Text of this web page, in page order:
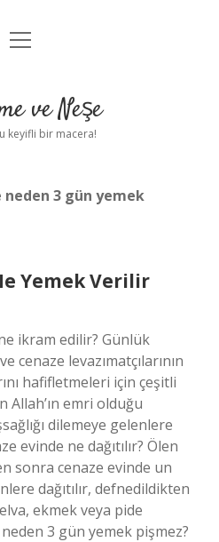
Anasayfa
Uyarı
menüyü
ve Neşe
keyifli bir macera!
neden 3 gün yemek
Yemek Verilir
ikram edilir? Günlük
cenaze levazımatçılarının
hafifletmeleri için çeşitli
emri olduğu
dilemeye gelenlere
evinde ne dağıtılır? Ölen
sonra cenaze evinde un
dağıtılır, defnedildikten
ekmek veya pide
neden 3 gün yemek pişmez?